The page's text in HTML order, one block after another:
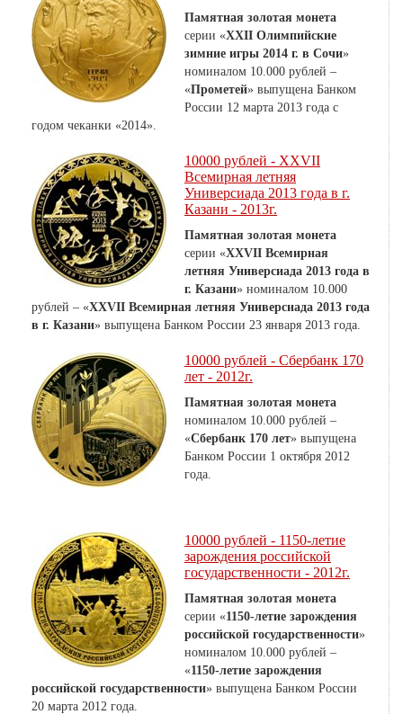
Памятная золотая монета
серии «XXII Олимпийские
зимние игры 2014 г. в Сочи»
номиналом 10.000 рублей –
«Прометей» выпущена Банком
России 12 марта 2013 года с
годом чеканки «2014».
10000 рублей - XXVII
Всемирная летняя
Универсиада 2013 года в г.
Казани - 2013г.
Памятная золотая монета
серии «XXVII Всемирная
летняя Универсиада 2013 года в
г. Казани» номиналом 10.000
рублей – «XXVII Всемирная летняя Универсиада 2013 года
в г. Казани» выпущена Банком России 23 января 2013 года.
10000 рублей - Сбербанк 170
лет - 2012г.
Памятная золотая монета
номиналом 10.000 рублей –
«Сбербанк 170 лет» выпущена
Банком России 1 октября 2012
года.
10000 рублей - 1150-летие
зарождения российской
государственности - 2012г.
Памятная золотая монета
серии «1150-летие зарождения
российской государственности»
номиналом 10.000 рублей –
«1150-летие зарождения
российской государственности» выпущена Банком России
20 марта 2012 года.